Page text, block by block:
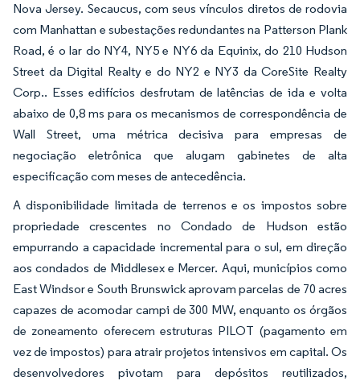
Nova Jersey. Secaucus, com seus vínculos diretos de rodovia
com Manhattan e subestações redundantes na Patterson Plank
Road, é o lar do NY4, NY5 e NY6 da Equinix, do 210 Hudson
Street da Digital Realty e do NY2 e NY3 da CoreSite Realty
Corp.. Esses edifícios desfrutam de latências de ida e volta
abaixo de 0,8 ms para os mecanismos de correspondência de
Wall Street, uma métrica decisiva para empresas de
negociação eletrônica que alugam gabinetes de alta
especificação com meses de antecedência.
A disponibilidade limitada de terrenos e os impostos sobre
propriedade crescentes no Condado de Hudson estão
empurrando a capacidade incremental para o sul, em direção
aos condados de Middlesex e Mercer. Aqui, municípios como
East Windsor e South Brunswick aprovam parcelas de 70 acres
capazes de acomodar campi de 300 MW, enquanto os órgãos
de zoneamento oferecem estruturas PILOT (pagamento em
vez de impostos) para atrair projetos intensivos em capital. Os
desenvolvedores pivotam para depósitos reutilizados,